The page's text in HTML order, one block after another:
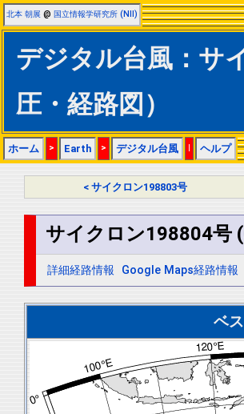
北本 朝展 @ 国立情報学研究所 (NII)
デジタル台風：サ
圧・経路図）
ホーム > Earth > デジタル台風 | ヘルプ
< サイクロン198803号
サイクロン198804号
詳細経路情報 Google Maps経路情報
ベ